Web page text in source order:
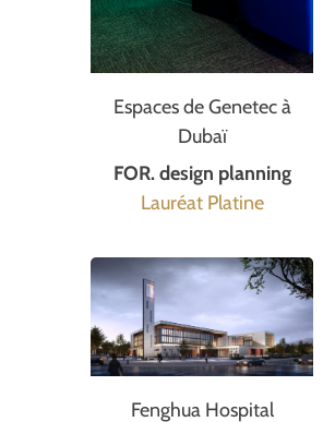
Espaces de Genetec à
Dubaï
FOR. design planning
Lauréat Platine
Fenghua Hospital